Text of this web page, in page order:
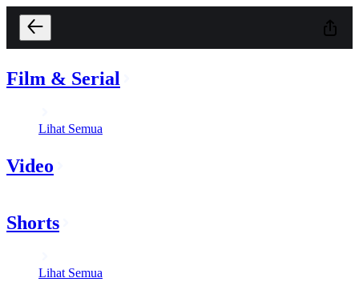
Film & Serial
Lihat Semua
Video
Shorts
Lihat Semua